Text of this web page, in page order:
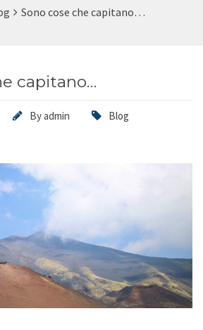
Sono cose che capitano…
capitano…
Byadmin
Blog